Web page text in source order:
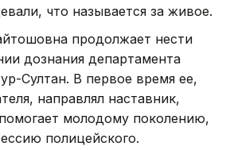
что называется за живое.
продолжает нести
дознания департамента
Султан. В первое время ее,
направлял наставник,
молодому поколению,
полицейского.